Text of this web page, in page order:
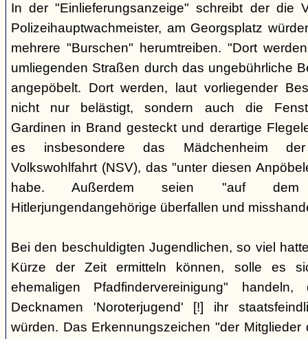
In der "Einlieferungsanzeige" schreibt der die
Polizeihauptwachmeister, am Georgsplatz
mehrere "Burschen" herumtreiben. "Dort
umliegenden Straßen durch das ungebührliche
angepöbelt. Dort werden, laut vorliegender
nicht nur belästigt, sondern auch die
Gardinen in Brand gesteckt und derartige
es insbesondere das Mädchenheim der
Volkswohlfahrt (NSV), das "unter diesen
habe. Außerdem seien "auf dem
Hitlerjungendangehörige überfallen und
Bei den beschuldigten Jugendlichen, so viel
Kürze der Zeit ermitteln können, solle es
ehemaligen Pfadfindervereinigung"
Decknamen 'Noroterjugend' [!] ihr
würden. Das Erkennungszeichen "der Mitglieder